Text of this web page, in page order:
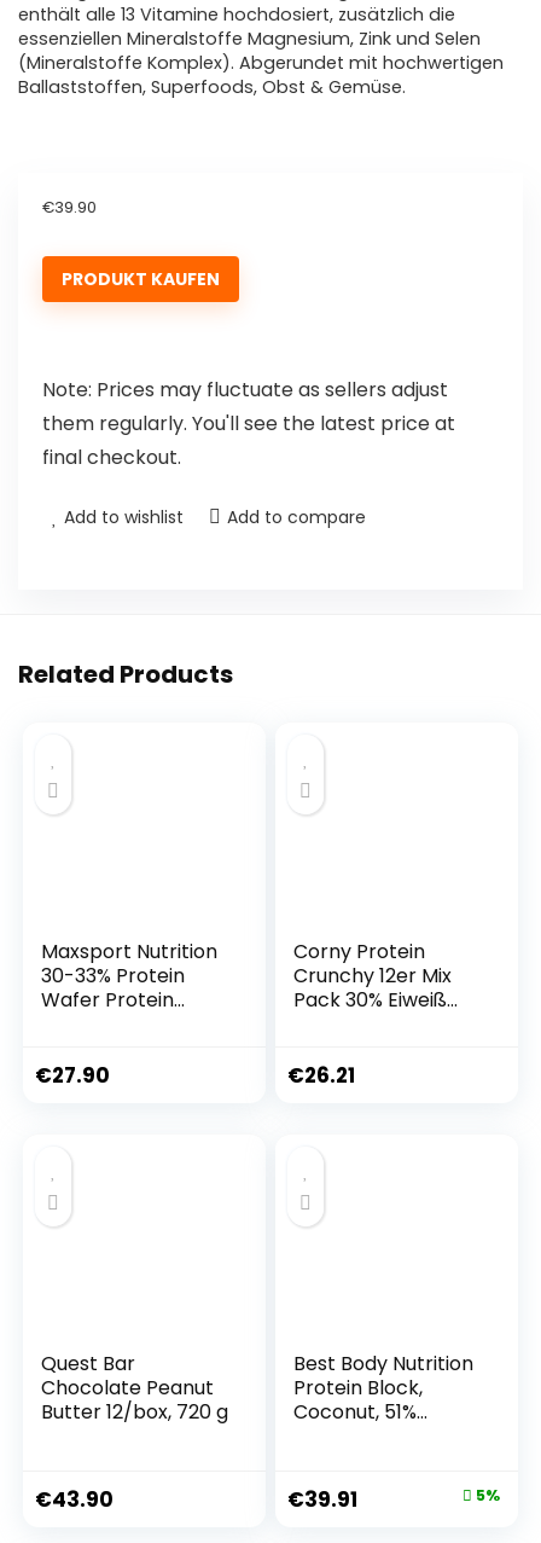
enthält alle 13 Vitamine hochdosiert, zusätzlich die
essenziellen Mineralstoffe Magnesium, Zink und Selen
(Mineralstoffe Komplex). Abgerundet mit hochwertigen
Ballaststoffen, Superfoods, Obst & Gemüse.
€39.90
PRODUKT KAUFEN
Note: Prices may fluctuate as sellers adjust
them regularly. You'll see the latest price at
final checkout.
Add to wishlist Add to compare
Related Products
Maxsport Nutrition
30-33% Protein
Wafer Protein
Protein Waffeln –
€27.90
Corny Protein
Crunchy 12er Mix
Pack 30% Eiweiß
Mixbox
€26.21
Quest Bar
Chocolate Peanut
Butter 12/box, 720 g
€43.90
Best Body Nutrition
Protein Block,
Coconut, 51%
Karton, 1.3 kg
€39.91 5%